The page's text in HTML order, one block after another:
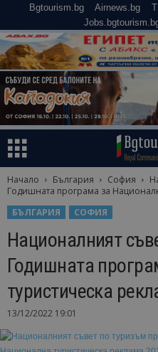
Bgtourism.bg Airnews.bg
Начало България София
Годишната програма за
БЪЛГАРИЯ
СОФИЯ
Националният
Годишната
туристическа
13/12/2022 19:01